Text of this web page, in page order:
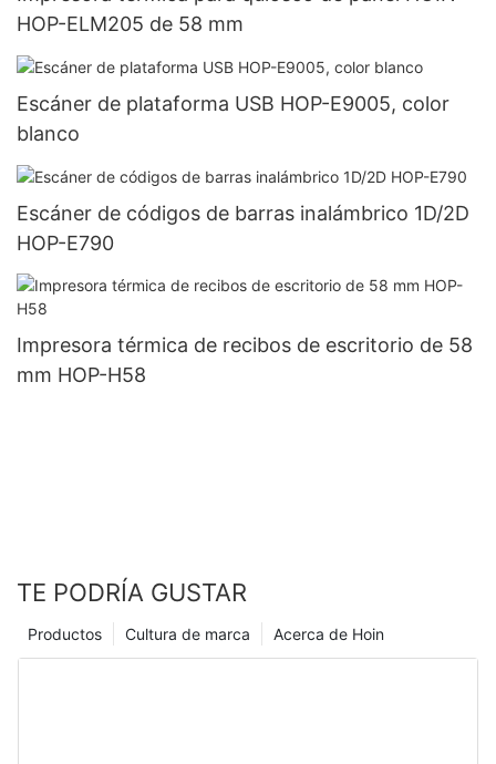
HOP-ELM205 de 58 mm
Escáner de plataforma USB HOP-E9005, color
blanco
Escáner de códigos de barras inalámbrico 1D/2D
HOP-E790
Impresora térmica de recibos de escritorio de 58
mm HOP-H58
TE PODRÍA GUSTAR
Acerca de Hoin
Cultura de marca
Productos